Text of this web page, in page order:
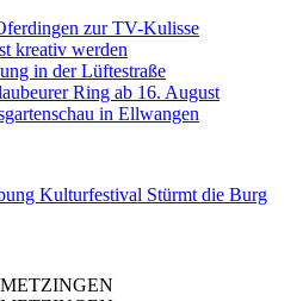
zur TV-Kulisse
kreativ werden
in der Lüftestraße
Ring ab 16. August
in Ellwangen
Kulturfestival Stürmt die Burg